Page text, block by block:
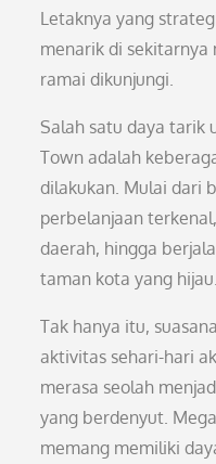
Letaknya yang
menarik di
ramai dikunjungi.
Salah satu daya tarik
Town adalah
dilakukan. Mulai dari
perbelanjaan
daerah, hingga
taman kota yang hijau.
Tak hanya itu,
aktivitas sehari-hari
merasa seolah
yang berdenyut.
memang memiliki